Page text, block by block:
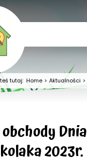
tutaj:Home > Aktualności >
Dnia
2023r.